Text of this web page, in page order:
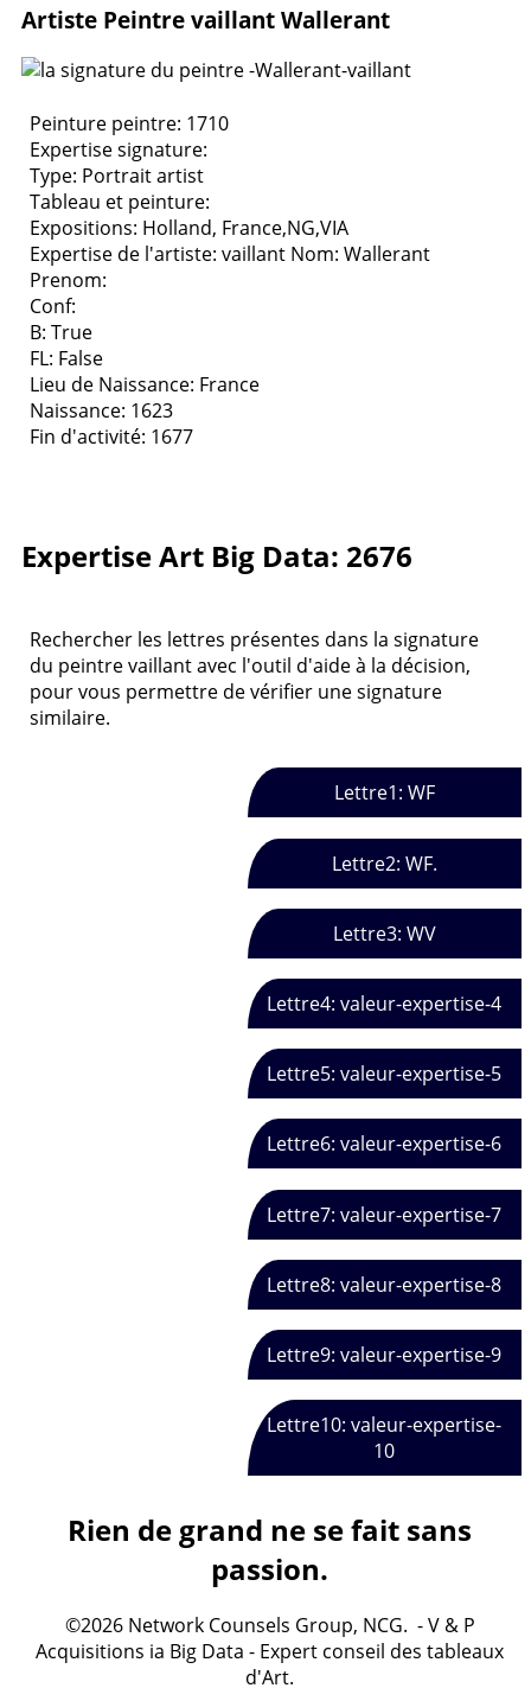
Artiste Peintre vaillant Wallerant
Peinture peintre: 1710
Expertise signature:
Type: Portrait artist
Tableau et peinture:
Expositions: Holland, France,NG,VIA
Expertise de l'artiste: vaillant Nom: Wallerant
Prenom:
Conf:
B: True
FL: False
Lieu de Naissance: France
Naissance: 1623
Fin d'activité: 1677
Expertise Art Big Data: 2676
Rechercher les lettres présentes dans la signature
du peintre vaillant avec l'outil d'aide à la décision,
pour vous permettre de vérifier une signature
similaire.
Lettre1: WF
Lettre2: WF.
Lettre3: WV
Lettre4: valeur-expertise-4
Lettre5: valeur-expertise-5
Lettre6: valeur-expertise-6
Lettre7: valeur-expertise-7
Lettre8: valeur-expertise-8
Lettre9: valeur-expertise-9
Lettre10: valeur-expertise-
10
Rien de grand ne se fait sans
passion.
©2026 Network Counsels Group, NCG. - V & P
Acquisitions ia Big Data - Expert conseil des tableaux
d'Art.